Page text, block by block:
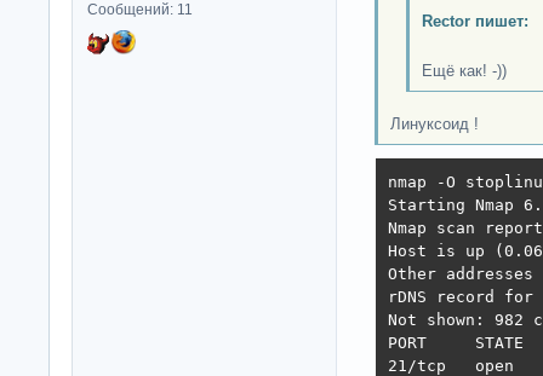
Сообщений: 11
Rector пишет:
Ещё как! -))
Линуксоид !
nmap -O
Starting Nmap
Nmap scan
Host is up
Other
rDNS record
Not shown: 982
PORT     STATE
21/tcp   open